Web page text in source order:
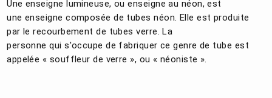
Une enseigne lumineuse, ou enseigne au néon, est
une enseigne composée de tubes néon. Elle est produite
par le recourbement de tubes verre. La
personne qui s'occupe de fabriquer ce genre de tube est
appelée « souffleur de verre », ou « néoniste ».